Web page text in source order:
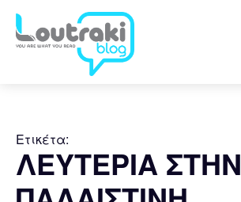
Ετικέτα:
ΛΕΥΤΕΡΙΑ ΣΤΗΝ